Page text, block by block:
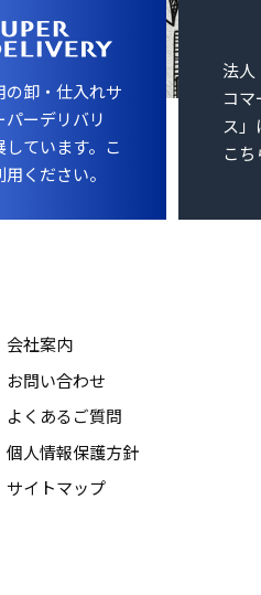
の卸・仕入れサ
パーデリバリ
しています。こ
ください。
法人
コ
ス」
こち
会社案内
お問い合わせ
よくあるご質問
個人情報保護方針
サイトマップ